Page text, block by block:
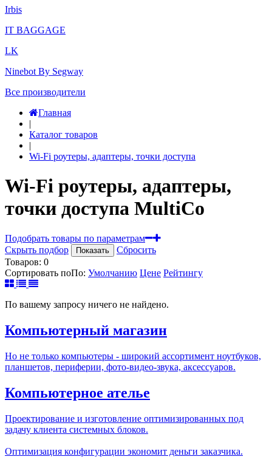
Irbis
IT BAGGAGE
LK
Ninebot By Segway
Все производители
Главная
|
Каталог товаров
|
Wi-Fi роутеры, адаптеры, точки доступа
Wi-Fi роутеры, адаптеры,
точки доступа MultiCo
Подобрать товары по параметрам
Скрыть подбор
Показать
Сбросить
Товаров: 0
Сортировать поПо: Умолчанию Цене Рейтингу
По вашему запросу ничего не найдено.
Компьютерный магазин
Но не только компьютеры - широкий ассортимент ноутбуков,
планшетов, периферии, фото-видео-звука, аксессуаров.
Компьютерное ателье
Проектирование и изготовление оптимизированных под
задачу клиента системных блоков.
Оптимизация конфигурации экономит деньги заказчика.